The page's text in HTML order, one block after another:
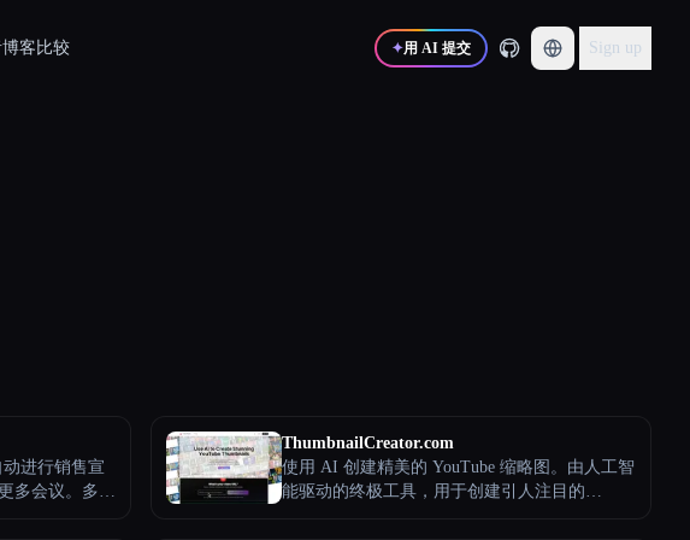
博客 比较 ✦用 AI 提交 Sign up
进行销售宣
多会议。多渠
ThumbnailCreator.com
使用 AI 创建精美的 YouTube 缩略图。由人工智
能驱动的终极工具，用于创建引人注目的